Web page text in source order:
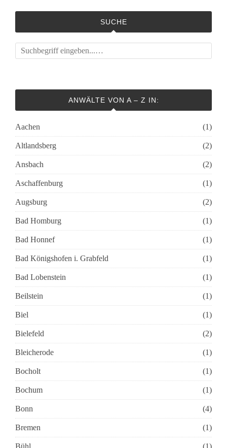
SUCHE
ANWÄLTE VON A – Z IN:
Aachen (1)
Altlandsberg (2)
Ansbach (2)
Aschaffenburg (1)
Augsburg (2)
Bad Homburg (1)
Bad Honnef (1)
Bad Königshofen i. Grabfeld (1)
Bad Lobenstein (1)
Beilstein (1)
Biel (1)
Bielefeld (2)
Bleicherode (1)
Bocholt (1)
Bochum (1)
Bonn (4)
Bremen (1)
Bühl (1)